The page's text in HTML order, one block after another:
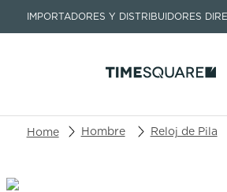
IMPORTADORES Y DISTRIBUIDORES
Buscar un producto o artículo
Hombre Reloj de Pila